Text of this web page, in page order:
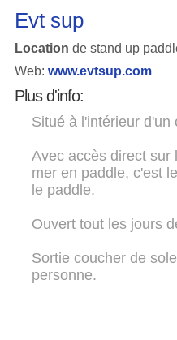
Evt sup
Location de stand up
Web: www.evtsup.com
Plus d'info:
Situé à l'intérieur d'un
Avec accès direct sur
mer en paddle, c'est
le paddle.
Ouvert tout les jours
Sortie coucher de
personne.